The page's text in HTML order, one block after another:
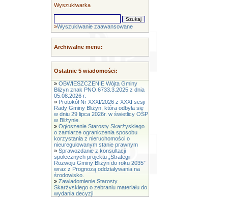
Wyszukiwarka
»Wyszukiwanie zaawansowane
Archiwalne menu:
Ostatnie 5 wiadomości:
» OBWIESZCZENIE Wójta Gminy
Bliżyn znak PNO.6733.3.2025 z dnia
05.08.2026 r.
» Protokół Nr XXXI/2026 z XXXI sesji
Rady Gminy Bliżyn, która odbyła się
w dniu 29 lipca 2026r. w świetlicy OSP
w Bliżynie.
» Ogłoszenie Starosty Skarżyskiego
o zamiarze ograniczenia sposobu
korzystania z nieruchomości o
nieuregulowanym stanie prawnym
» Sprawozdanie z konsultacji
społecznych projektu „Strategii
Rozwoju Gminy Bliżyn do roku 2035”
wraz z Prognozą oddziaływania na
środowisko.
» Zawiadomienie Starosty
Skarżyskiego o zebraniu materiału do
wydania decyzji